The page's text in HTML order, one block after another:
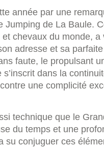
année par une
de La Baule.
chevaux du monde,
adresse et sa
faute, le propulsant
dans la
une complicité
technique que le
du temps et une
su conjuguer ces